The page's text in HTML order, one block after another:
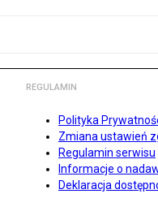
REGULAMIN
Polityka
Zmiana ustawień
Regulamin serwisu
Informacje o
Deklaracja